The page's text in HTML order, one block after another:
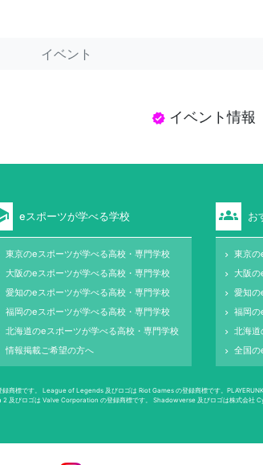
イベント
verified イベント情報
eスポーツが学べる学校
東京のeスポーツが学べる高校・専門学校
大阪のeスポーツが学べる高校・専門学校
愛知のeスポーツが学べる高校・専門学校
福岡のeスポーツが学べる高校・専門学校
北海道のeスポーツが学べる高校・専門学校
情報掲載ご希望の方へ
groups お
keyboard_arrow_right 東京の
keyboard_arrow_right 大阪の
keyboard_arrow_right 愛知の
keyboard_arrow_right 福岡の
keyboard_arrow_right 北海道
keyboard_arrow_right 全国の
商標です。 League of Legends 及びロゴは Riot Games の登録商標です。
びロゴは Valve Corporation の登録商標です。 Shadowverse 及びロゴは株式会社